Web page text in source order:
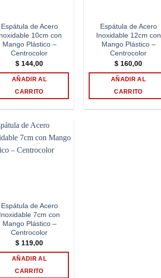
Espátula de Acero
10cm con
Mango Plástico –
Centrocolor
$ 144,00
AÑADIR AL
CARRITO
Espátula de Acero
Inoxidable 12cm con
Mango Plástico –
Centrocolor
$ 160,00
AÑADIR AL
CARRITO
wishlist
Espátula de Acero
7cm con
Mango Plástico –
Centrocolor
$ 119,00
AÑADIR AL
CARRITO